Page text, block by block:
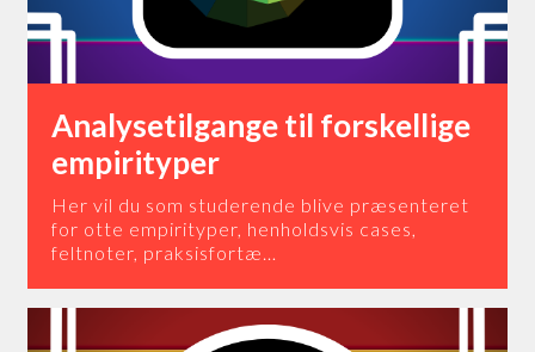
Analysetilgange til forskellige
empirityper
Her vil du som studerende blive præsenteret
for otte empirityper, henholdsvis cases,
feltnoter, praksisfortæ…